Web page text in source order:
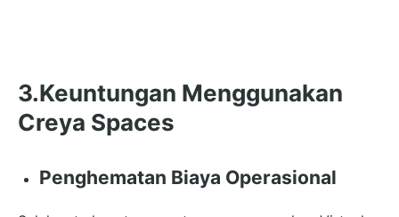
3.Keuntungan Menggunakan
Creya Spaces
Penghematan Biaya Operasional